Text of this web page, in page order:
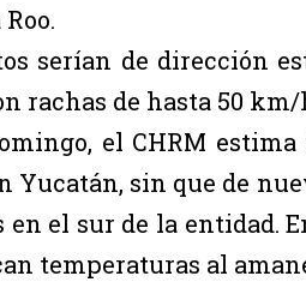
serían de dirección
rachas de hasta 50 km/
el CHRM
Yucatán, sin que de
en el sur de la entidad.
temperaturas al